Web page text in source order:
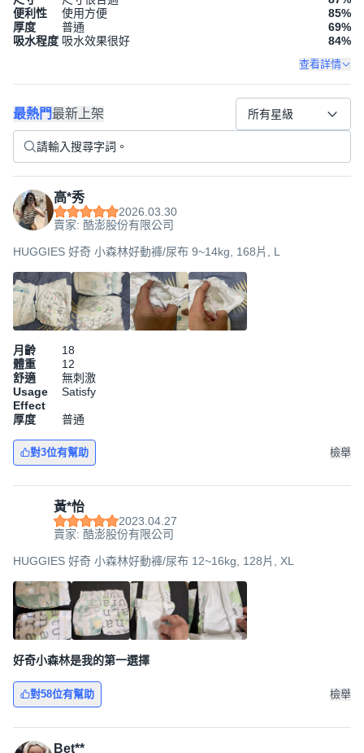
便利性
使用方便 85%
厚度
普通 69%
吸水程度 吸水效果很好 84%
查看詳情
最熱門最新上架 所有星級
高*秀
2026.03.30
賣家: 酷澎股份有限公司
HUGGIES 好奇 小森林好動褲/尿布 9~14kg, 168片, L
月齡
18
體重
12
舒適
無刺激
Usage
Effect
Satisfy
厚度 普通
對3位有幫助 檢舉
黃*怡
2023.04.27
賣家: 酷澎股份有限公司
HUGGIES 好奇 小森林好動褲/尿布 12~16kg, 128片, XL
好奇小森林是我的第一選擇
對58位有幫助 檢舉
Bet**